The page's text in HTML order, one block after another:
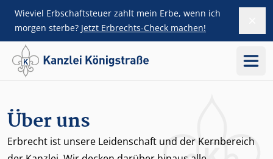
Wieviel Erbschaftsteuer zahlt mein Erbe, wenn ich
morgen sterbe? Jetzt Erbrechts-Check machen!
ZUM HAUPTINHALT SPRINGEN
Über uns
Erbrecht ist unsere Leidenschaft und der Kernbereich